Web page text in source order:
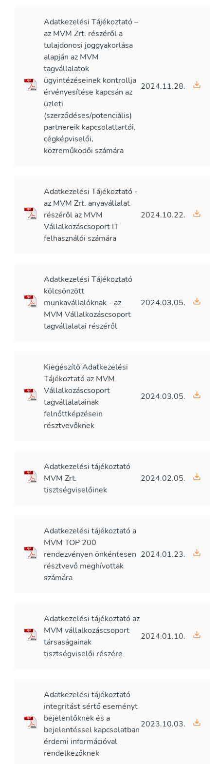
Adatkezelési Tájékoztató –
az MVM Zrt. részéről a
tulajdonosi joggyakorlása
alapján az MVM
tagvállalatok
ügyintézéseinek kontrollja
érvényesítése kapcsán az
üzleti
(szerződéses/potenciális)
partnereik kapcsolattartói,
cégképviselői,
közreműködői számára
2024.11.28.
Adatkezelési Tájékoztató -
az MVM Zrt. anyavállalat
részéről az MVM
Vállalkozáscsoport IT
felhasználói számára
2024.10.22.
Adatkezelési Tájékoztató
kölcsönzött
munkavállalóknak - az
MVM Vállalkozáscsoport
tagvállalatai részéről
2024.03.05.
Kiegészítő Adatkezelési
Tájékoztató az MVM
Vállalkozáscsoport
tagvállalatainak
felnőttképzésein
résztvevőknek
2024.03.05.
Adatkezelési tájékoztató
MVM Zrt.
tisztségviselőinek
2024.02.05.
Adatkezelési tájékoztató a
MVM TOP 200
rendezvényen önkéntesen
résztvevő meghívottak
számára
2024.01.23.
Adatkezelési tájékoztató az
MVM vállalkozáscsoport
társaságainak
tisztségviselői részére
2024.01.10.
Adatkezelési tájékoztató
integritást sértő eseményt
bejelentőknek és a
bejelentéssel kapcsolatban
érdemi információval
rendelkezőknek
2023.10.03.